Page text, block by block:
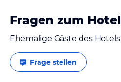
Fragen zum
Ehemalige Gäste des
Frage stellen